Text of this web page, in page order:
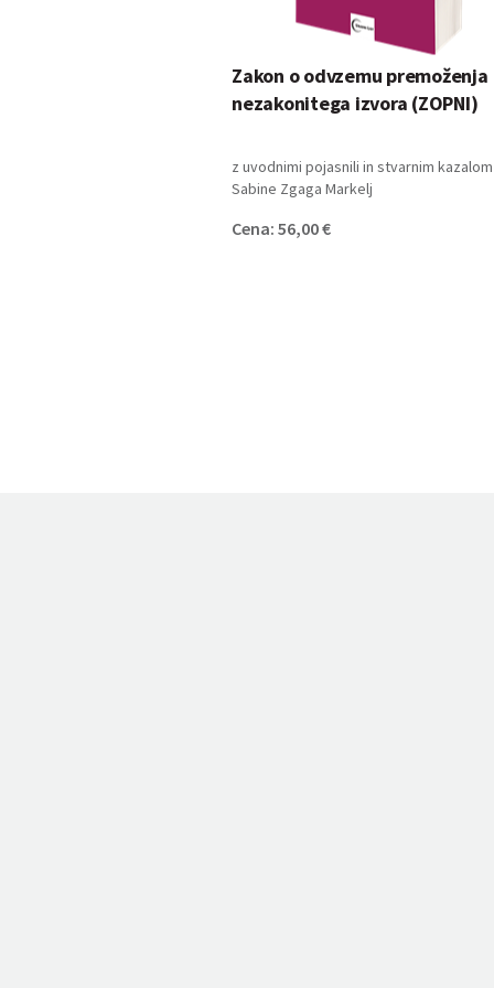
Zakon o odvzemu premoženja
nezakonitega izvora (ZOPNI)
z uvodnimi pojasnili in stvarnim
Sabine Zgaga Markelj
Cena: 56,00 €